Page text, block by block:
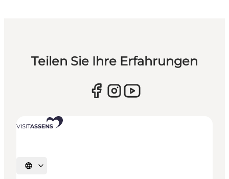
Teilen Sie Ihre Erfahrungen
Sprache auswählen